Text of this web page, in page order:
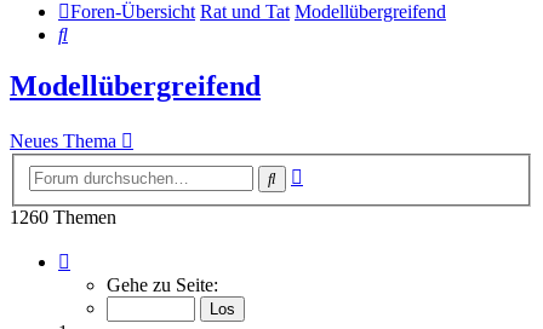
Foren-Übersicht Rat und Tat Modellübergreifend
Suche
Modellübergreifend
Neues Thema
Suche
1260 Themen
von
Gehe zu Seite: